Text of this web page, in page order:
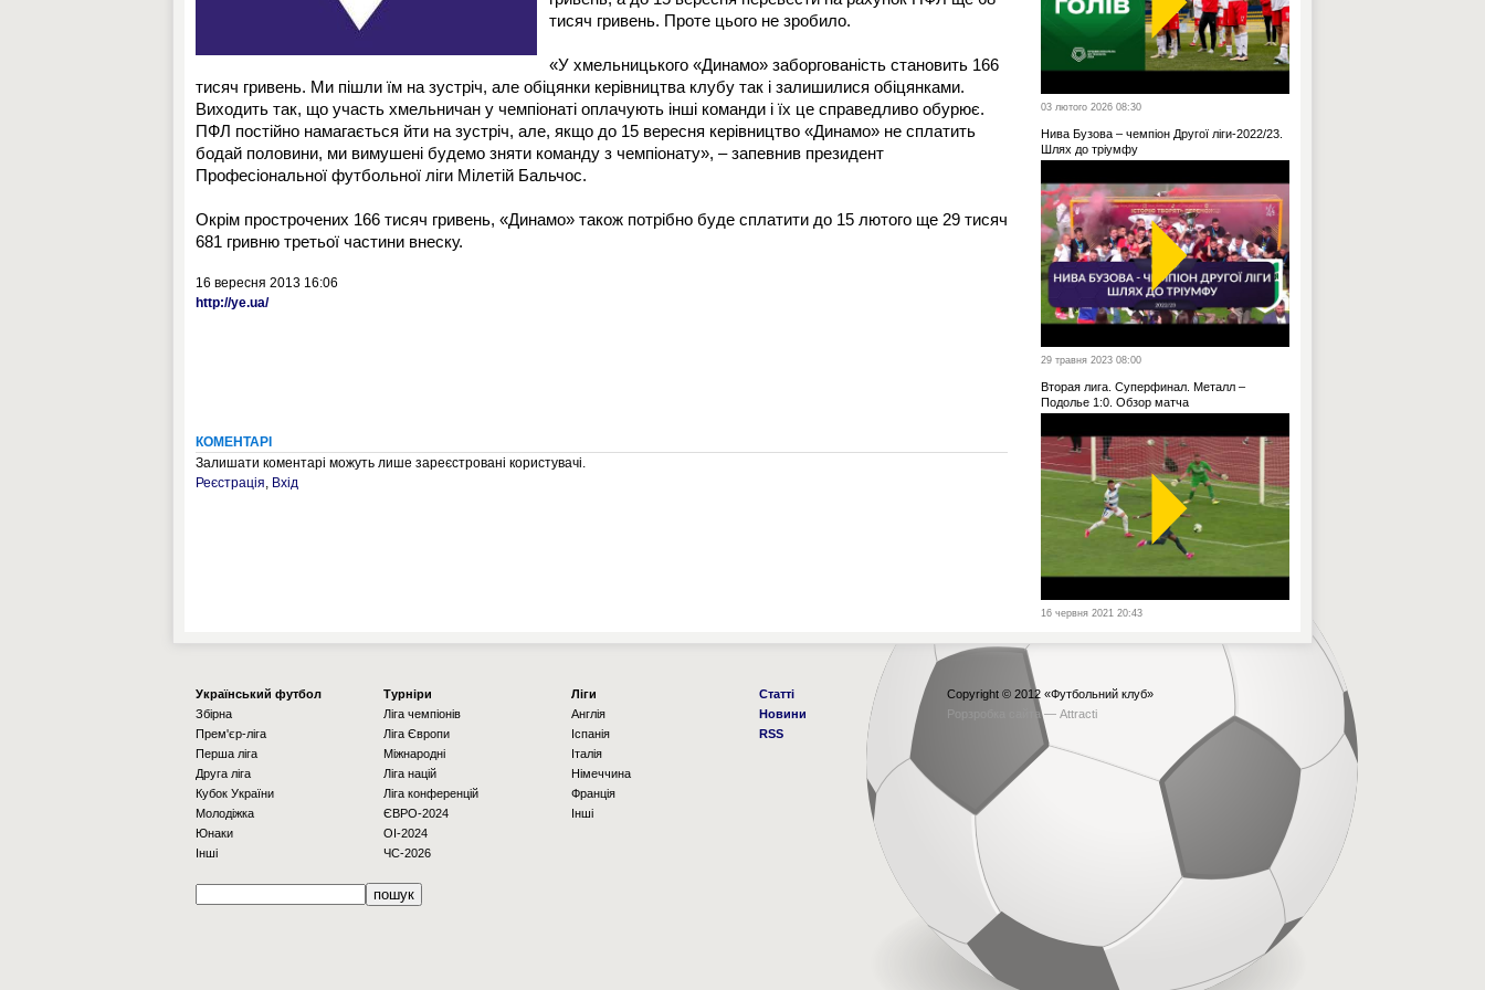
тисяч гривень. Проте цього не зробило.
«У хмельницького «Динамо» заборгованість становить 166
тисяч гривень. Ми пішли їм на зустріч, але обіцянки керівництва клубу так і залишилися обіцянками.
Виходить так, що участь хмельничан у чемпіонаті оплачують інші команди і їх це справедливо обурює.
ПФЛ постійно намагається йти на зустріч, але, якщо до 15 вересня керівництво «Динамо» не сплатить
бодай половини, ми вимушені будемо зняти команду з чемпіонату», – запевнив президент
Професіональної футбольної ліги Мілетій Бальчос.
Окрім прострочених 166 тисяч гривень, «Динамо» також потрібно буде сплатити до 15 лютого ще 29 тисяч
681 гривню третьої частини внеску.
16 вересня 2013 16:06
http://ye.ua/
КОМЕНТАРІ
Залишати коментарі можуть лише зареєстровані користувачі.
Реєстрація, Вхід
03 лютого 2026 08:30
Нива Бузова – чемпіон Другої ліги-2022/23.
Шлях до тріумфу
29 травня 2023 08:00
Вторая лига. Суперфинал. Металл –
Подолье 1:0. Обзор матча
16 червня 2021 20:43
Українcький футбол
Збірна
Прем'єр-ліга
Перша ліга
Друга ліга
Кубок України
Молодіжка
Юнаки
Інші
Турніри
Ліга чемпіонів
Ліга Європи
Міжнародні
Ліга націй
Ліга конференцій
ЄВРО-2024
OI-2024
ЧС-2026
Ліги
Англія
Іспанія
Італія
Німеччина
Франція
Інші
Статті
Новини
RSS
Copyright © 2012 «Футбольний клуб»
Рорзробка сайта — Attracti